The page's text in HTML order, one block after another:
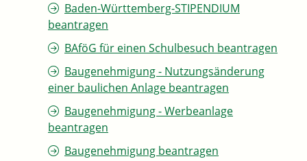
Baden-Württemberg-STIPENDIUM
beantragen
BAföG für einen Schulbesuch beantragen
Baugenehmigung - Nutzungsänderung
einer baulichen Anlage beantragen
Baugenehmigung - Werbeanlage
beantragen
Baugenehmigung beantragen